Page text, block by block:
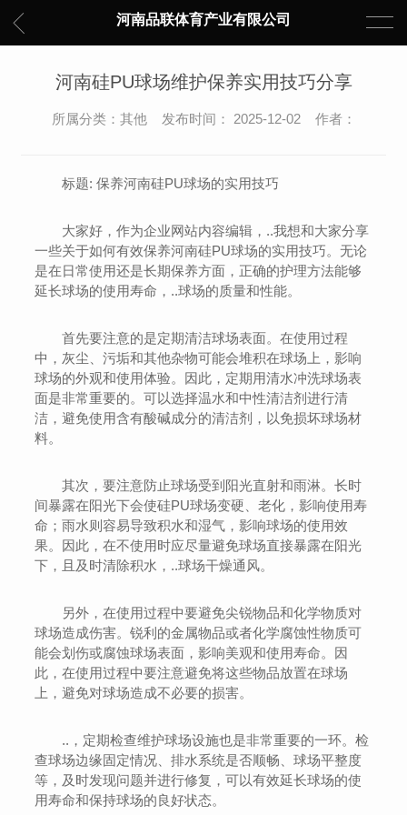
河南品联体育产业有限公司
河南硅PU球场维护保养实用技巧分享
所属分类：其他 发布时间： 2025-12-02 作者：
标题: 保养河南硅PU球场的实用技巧
大家好，作为企业网站内容编辑，..我想和大家分享
一些关于如何有效保养河南硅PU球场的实用技巧。无论
是在日常使用还是长期保养方面，正确的护理方法能够
延长球场的使用寿命，..球场的质量和性能。
首先要注意的是定期清洁球场表面。在使用过程
中，灰尘、污垢和其他杂物可能会堆积在球场上，影响
球场的外观和使用体验。因此，定期用清水冲洗球场表
面是非常重要的。可以选择温水和中性清洁剂进行清
洁，避免使用含有酸碱成分的清洁剂，以免损坏球场材
料。
其次，要注意防止球场受到阳光直射和雨淋。长时
间暴露在阳光下会使硅PU球场变硬、老化，影响使用寿
命；雨水则容易导致积水和湿气，影响球场的使用效
果。因此，在不使用时应尽量避免球场直接暴露在阳光
下，且及时清除积水，..球场干燥通风。
另外，在使用过程中要避免尖锐物品和化学物质对
球场造成伤害。锐利的金属物品或者化学腐蚀性物质可
能会划伤或腐蚀球场表面，影响美观和使用寿命。因
此，在使用过程中要注意避免将这些物品放置在球场
上，避免对球场造成不必要的损害。
..，定期检查维护球场设施也是非常重要的一环。检
查球场边缘固定情况、排水系统是否顺畅、球场平整度
等，及时发现问题并进行修复，可以有效延长球场的使
用寿命和保持球场的良好状态。